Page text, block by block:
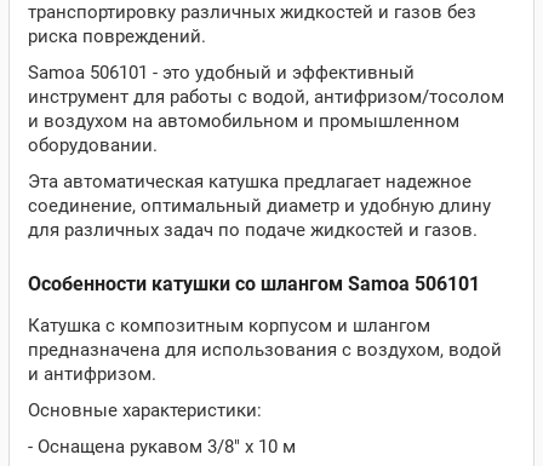
транспортировку различных жидкостей и газов без
риска повреждений.
Samoa 506101 - это удобный и эффективный
инструмент для работы с водой, антифризом/тосолом
и воздухом на автомобильном и промышленном
оборудовании.
Эта автоматическая катушка предлагает надежное
соединение, оптимальный диаметр и удобную длину
для различных задач по подаче жидкостей и газов.
Особенности катушки со шлангом Samoa 506101
Катушка с композитным корпусом и шлангом
предназначена для использования с воздухом, водой
и антифризом.
Основные характеристики:
- Оснащена рукавом 3/8" х 10 м